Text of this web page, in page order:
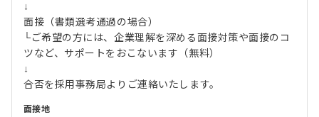
↓
面接（書類選考通過の場合）
└ご希望の方には、企業理解を深める面接対策や面接のコ
ツなど、サポートをおこないます（無料）
↓
合否を採用事務局よりご連絡いたします。
面接地